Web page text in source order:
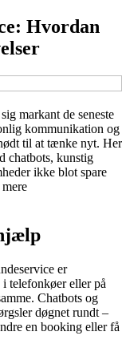
Hvordan
markant de seneste
kommunikation og
til at tænke nyt. Her
chatbots, kunstig
ikke blot spare
er
telefonkøer eller på
Chatbots og
døgnet rundt –
en booking eller få